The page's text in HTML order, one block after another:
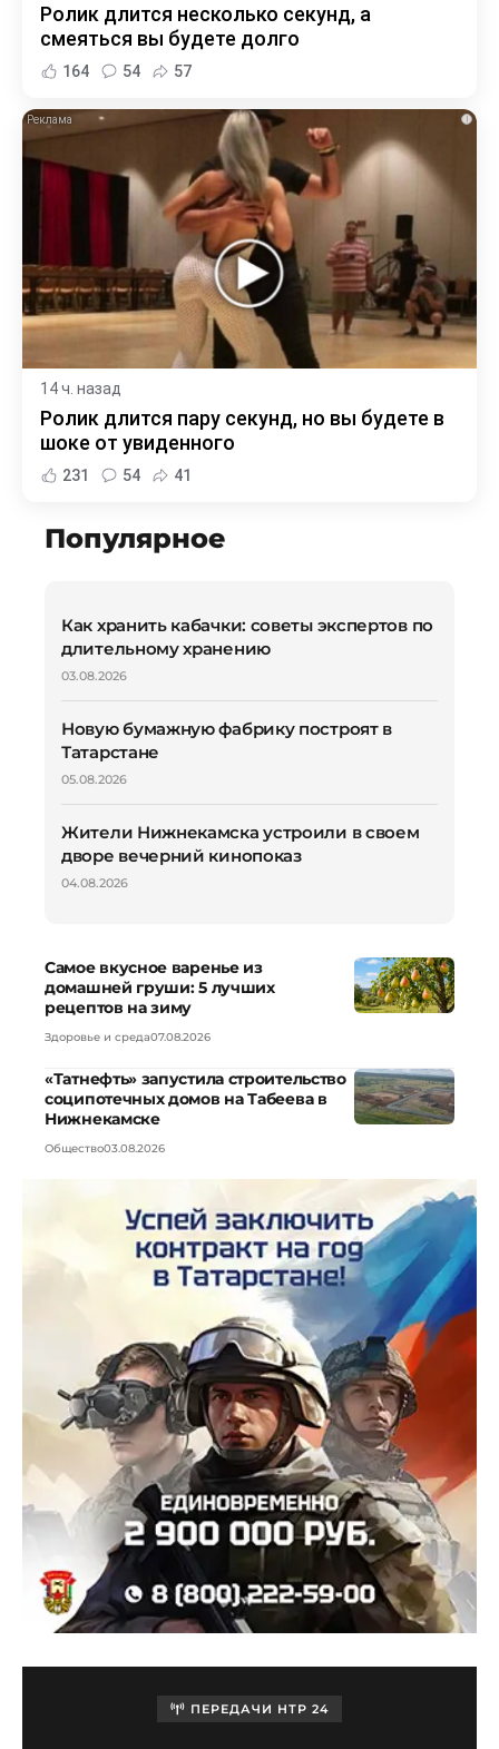
Ролик длится несколько секунд, а
смеяться вы будете долго
164 54 57
i
14 ч. назад
Ролик длится пару секунд, но вы будете в
шоке от увиденного
231 54 41
Популярное
Как хранить кабачки: советы экспертов по
длительному хранению
03.08.2026
Новую бумажную фабрику построят в
Татарстане
05.08.2026
Жители Нижнекамска устроили в своем
дворе вечерний кинопоказ
04.08.2026
Самое вкусное варенье из
домашней груши: 5 лучших
рецептов на зиму
Здоровье и среда07.08.2026
«Татнефть» запустила строительство
соципотечных домов на Табеева в
Нижнекамске
Общество03.08.2026
ПЕРЕДАЧИ НТР 24